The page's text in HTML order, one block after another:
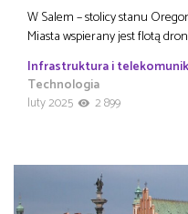
W Salem – stolicy stanu
Miasta wspierany jest flotą
Infrastruktura i
Technologia
luty 2025
2 899